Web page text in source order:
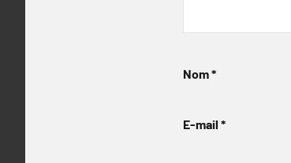
Nom*
E-mail *